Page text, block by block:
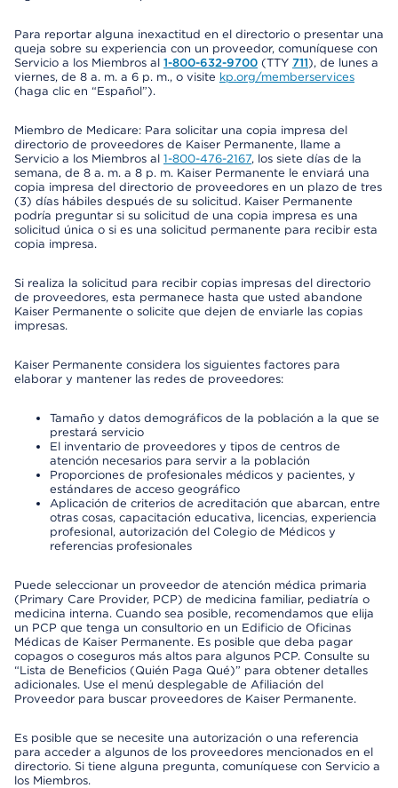
Para reportar alguna inexactitud en el directorio o presentar una
queja sobre su experiencia con un proveedor, comuníquese con
Servicio a los Miembros al 1-800-632-9700 (TTY 711), de lunes a
viernes, de 8 a. m. a 6 p. m., o visite kp.org/memberservices
(haga clic en “Español”).
Miembro de Medicare: Para solicitar una copia impresa del
directorio de proveedores de Kaiser Permanente, llame a
Servicio a los Miembros al 1-800-476-2167, los siete días de la
semana, de 8 a. m. a 8 p. m. Kaiser Permanente le enviará una
copia impresa del directorio de proveedores en un plazo de tres
(3) días hábiles después de su solicitud. Kaiser Permanente
podría preguntar si su solicitud de una copia impresa es una
solicitud única o si es una solicitud permanente para recibir esta
copia impresa.
Si realiza la solicitud para recibir copias impresas del directorio
de proveedores, esta permanece hasta que usted abandone
Kaiser Permanente o solicite que dejen de enviarle las copias
impresas.
Kaiser Permanente considera los siguientes factores para
elaborar y mantener las redes de proveedores:
Tamaño y datos demográficos de la población a la que se
prestará servicio
El inventario de proveedores y tipos de centros de
atención necesarios para servir a la población
Proporciones de profesionales médicos y pacientes, y
estándares de acceso geográfico
Aplicación de criterios de acreditación que abarcan, entre
otras cosas, capacitación educativa, licencias, experiencia
profesional, autorización del Colegio de Médicos y
referencias profesionales
Puede seleccionar un proveedor de atención médica primaria
(Primary Care Provider, PCP) de medicina familiar, pediatría o
medicina interna. Cuando sea posible, recomendamos que elija
un PCP que tenga un consultorio en un Edificio de Oficinas
Médicas de Kaiser Permanente. Es posible que deba pagar
copagos o coseguros más altos para algunos PCP. Consulte su
“Lista de Beneficios (Quién Paga Qué)” para obtener detalles
adicionales. Use el menú desplegable de Afiliación del
Proveedor para buscar proveedores de Kaiser Permanente.
Es posible que se necesite una autorización o una referencia
para acceder a algunos de los proveedores mencionados en el
directorio. Si tiene alguna pregunta, comuníquese con Servicio a
los Miembros.